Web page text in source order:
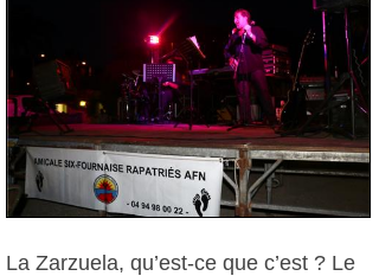
La Zarzuela, qu’est-ce que c’est ? Le